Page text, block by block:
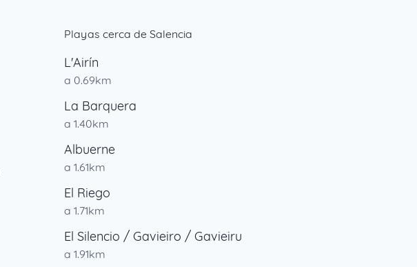
Playas cerca de Salencia
L'Airín
a 0.69km
La Barquera
a 1.40km
Albuerne
a 1.61km
El Riego
a 1.71km
El Silencio / Gavieiro / Gavieiru
a 1.91km